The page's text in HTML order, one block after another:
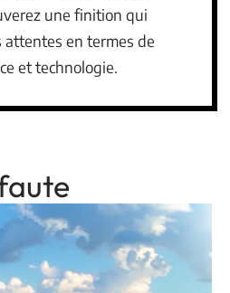
une finition qui
attentes en termes de
et technologie.